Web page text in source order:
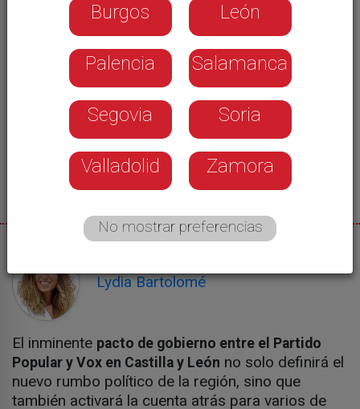
Lydia Bartolomé
El inminente pacto de gobierno entre el Partido
Popular y Vox en Castilla y León no solo definirá el
nuevo rumbo político de la región, sino que
también activará la cuenta atrás para varios de
Burgos León
Palencia Salamanca
Segovia Soria
Valladolid Zamora
No mostrar preferencias